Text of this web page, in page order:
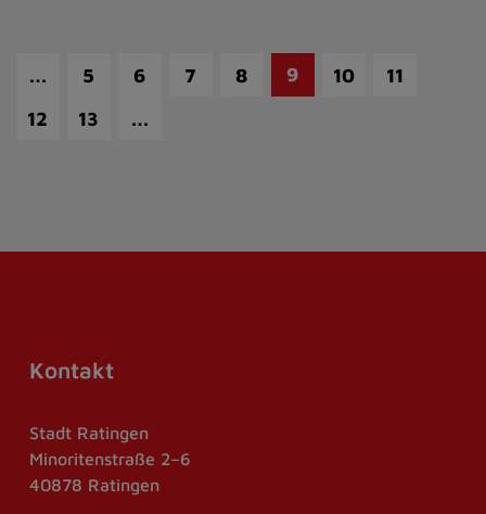
… 5 6 7 8 9 10
11
12
13 …
Kontakt
Stadt Ratingen
Minoritenstraße 2–6
40878 Ratingen